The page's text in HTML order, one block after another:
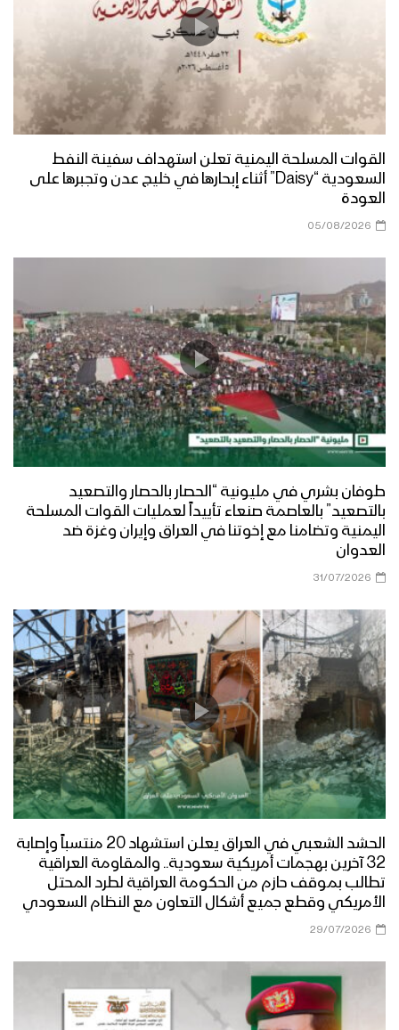
القوات المسلحة اليمنية تعلن استهداف سفينة النفط
السعودية “Daisy” أثناء إبحارها في خليج عدن وتجبرها على
العودة
05/08/2026
طوفان بشري في مليونية “الحصار بالحصار والتصعيد
بالتصعيد” بالعاصمة صنعاء تأييداً لعمليات القوات المسلحة
اليمنية وتضامنا مع إخوتنا في العراق وإيران وغزة ضد
العدوان
31/07/2026
الحشد الشعبي في العراق يعلن استشهاد 20 منتسباً وإصابة
32 آخرين بهجمات أمريكية سعودية.. والمقاومة العراقية
تطالب بموقف حازم من الحكومة العراقية لطرد المحتل
الأمريكي وقطع جميع أشكال التعاون مع النظام السعودي
29/07/2026